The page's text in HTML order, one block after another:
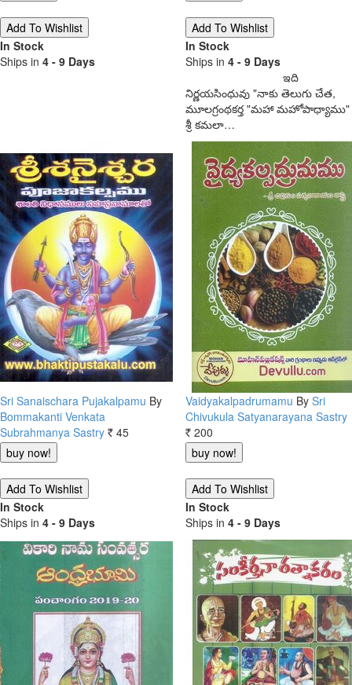
In Stock
Ships in 4 - 9 Days
In Stock
Ships in 4 - 9 Days
ఇది
నిర్ణయసింధువు "నాకు తెలుగు చేత,
మూలగ్రంథకర్త "మహా మహోపాధ్యాము"
శ్రీ కమలా…
Sri Sanaischara Pujakalpamu By
Bommakanti Venkata
Subrahmanya Sastry Rs. 45
In Stock
Ships in 4 - 9 Days
Vaidyakalpadrumamu By Sri
Chivukula Satyanarayana Sastry
Rs. 200
In Stock
Ships in 4 - 9 Days